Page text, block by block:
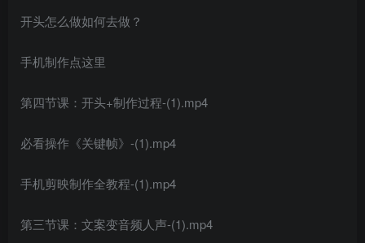
开头怎么做如何去做？
手机制作点这里
第四节课：开头+制作过程-(1).mp4
必看操作《关键帧》-(1).mp4
手机剪映制作全教程-(1).mp4
第三节课：文案变音频人声-(1).mp4